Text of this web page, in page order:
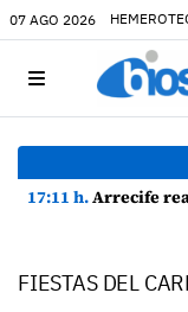
07 AGO 2026
17:11 h.Arrecife reabre la playa de
FIESTAS DEL